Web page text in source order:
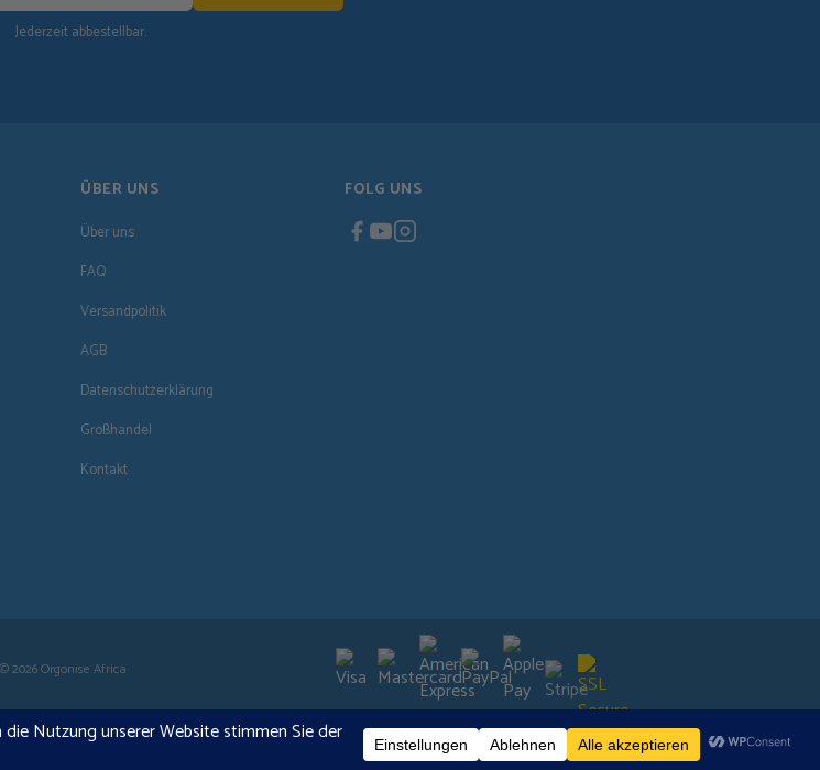
Jederzeit abbestellbar.
ÜBER UNS
Über uns
FAQ
Versandpolitik
AGB
Datenschutzerklärung
Großhandel
Kontakt
FOLG UNS
2026 Orgonise Africa